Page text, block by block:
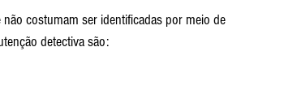
costumam ser identificadas por meio de
detectiva são: